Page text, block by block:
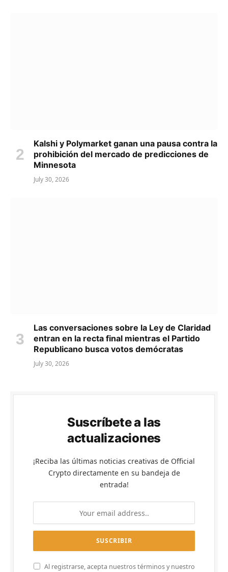
Kalshi y Polymarket ganan una pausa contra la
prohibición del mercado de predicciones de
Minnesota
July 30, 2026
Las conversaciones sobre la Ley de Claridad
entran en la recta final mientras el Partido
Republicano busca votos demócratas
July 30, 2026
Suscríbete a las
actualizaciones
¡Reciba las últimas noticias creativas de Official
Crypto directamente en su bandeja de
entrada!
Al registrarse, acepta nuestros términos y nuestro